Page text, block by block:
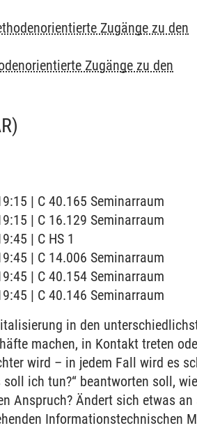
Zugänge zu den
Zugänge zu den
| C 40.165 Seminarraum
| C 16.129 Seminarraum
| C HS 1
| C 14.006 Seminarraum
| C 40.154 Seminarraum
| C 40.146 Seminarraum
in den
machen, in Kontakt treten
wird – in jedem Fall wird es
ich tun?“ beantworten soll,
Anspruch? Ändert sich etwas an
Informationstechnischen